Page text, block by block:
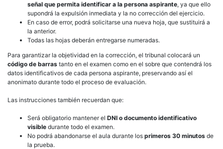
señal que permita identificar a la persona aspirante, ya que ello
supondrá la expulsión inmediata y la no corrección del ejercicio.
En caso de error, podrá solicitarse una nueva hoja, que sustituirá a
la anterior.
Todas las hojas deberán entregarse numeradas.
Para garantizar la objetividad en la corrección, el tribunal colocará un
código de barras tanto en el examen como en el sobre que contendrá los
datos identificativos de cada persona aspirante, preservando así el
anonimato durante todo el proceso de evaluación.
Las instrucciones también recuerdan que:
Será obligatorio mantener el DNI o documento identificativo
visible durante todo el examen.
No podrá abandonarse el aula durante los primeros 30 minutos de
la prueba.